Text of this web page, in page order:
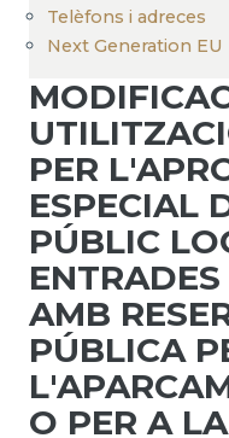
Telèfons i adreces
Next Generation EU
PER
ESPECIAL
PÚBLIC
AMB
PÚBLICA
O PER A